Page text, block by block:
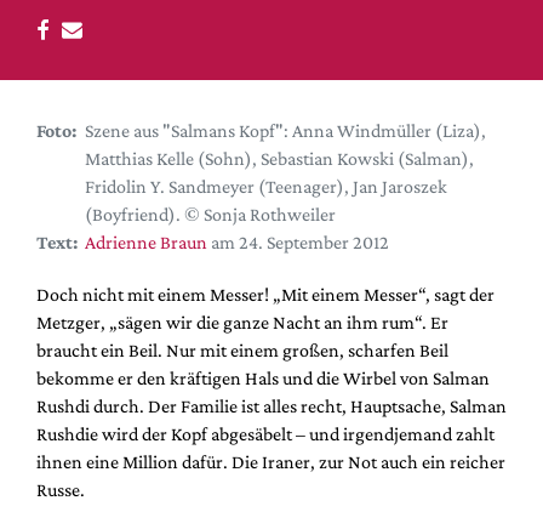
DdB-map
Festival-Planer
Hefte
Alle Hefte
Leseproben
Podcast
Service
Shop / Abo
Newsletter
Redaktion
Autor:innen
Foto: Szene aus "Salmans Kopf": Anna Windmüller (Liza),
Matthias Kelle (Sohn), Sebastian Kowski (Salman),
Fridolin Y. Sandmeyer (Teenager), Jan Jaroszek
(Boyfriend). © Sonja Rothweiler
Text: Adrienne Braun am 24. September 2012
Doch nicht mit einem Messer! „Mit einem Messer“, sagt der
Metzger, „sägen wir die ganze Nacht an ihm rum“. Er
braucht ein Beil. Nur mit einem großen, scharfen Beil
bekomme er den kräftigen Hals und die Wirbel von Salman
Rushdi durch. Der Familie ist alles recht, Hauptsache, Salman
Rushdie wird der Kopf abgesäbelt – und irgendjemand zahlt
ihnen eine Million dafür. Die Iraner, zur Not auch ein reicher
Russe.